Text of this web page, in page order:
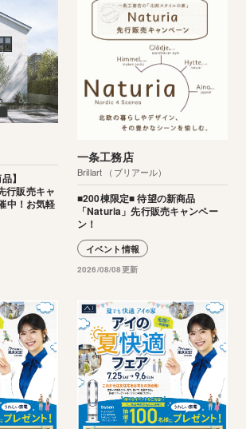
アカウント登録
】
行販売キャ
中！お気軽
一条工務店
Brillart （ブリアール）
■200棟限定■ 待望の新商品
「Naturia」先行販売キャンペー
ン！
イベント情報
2026/08/08更新